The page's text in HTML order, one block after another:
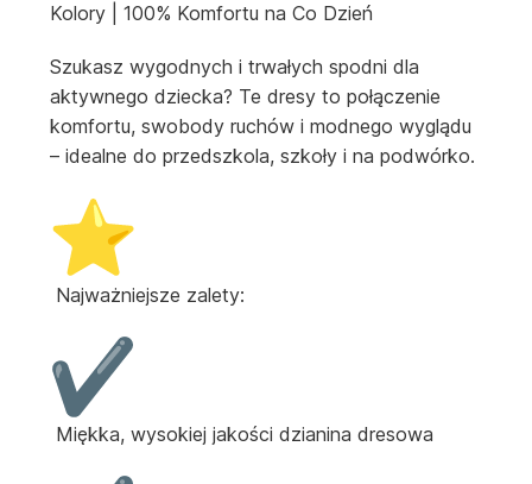
Kolory | 100% Komfortu na Co Dzień
Szukasz wygodnych i trwałych spodni dla
aktywnego dziecka? Te dresy to połączenie
komfortu, swobody ruchów i modnego wyglądu
– idealne do przedszkola, szkoły i na podwórko.
Najważniejsze zalety:
Miękka, wysokiej jakości dzianina dresowa